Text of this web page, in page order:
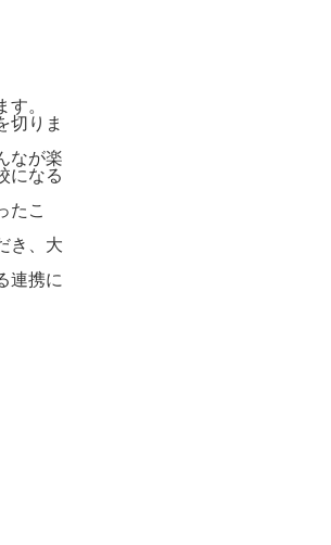
。
切りま
なが楽
になる
たこ
き、大
連携に